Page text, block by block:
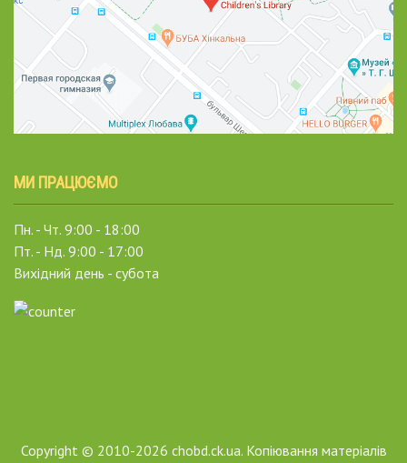
МИ ПРАЦЮЄМО
Пн. - Чт. 9:00 - 18:00
Пт. - Нд. 9:00 - 17:00
Вихідний день - субота
Copyright © 2010-2026 chobd.ck.ua. Копіювання матеріалів